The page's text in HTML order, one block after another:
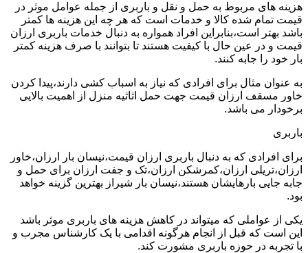
هزینه های مربوط به حمل و نقل و باربری از جمله عوامل موثر در
قیمت تمام شده کالا و خدمات است که هر چه این هزینه ها کمتر
باشد بهتر است،بنابراین افراد همواره به دنبال خدمات باربری ارزان
قیمت و در عین حال با کیفیت هستند تا بتوانند با صرف هزینه کمتر
بار خود را جابه کنند.
به عنوان مثال برای افرادی که نیاز به اسباب کشی دارند،پیدا کردن
خاور مسقف ارزان قیمت جهت حمل اثاثیه منزل از اهمیت بالایی
برخودار می باشد.
باربری
برای افرادی که به دنبال باربری ارزان قیمت،نیسان بار ارزان،خاور
ارزان،تریلی ارزان،کمرشکن ارزان،تک و جفت ارزان برای حمل و
جابه جایی بارهایشان هستند،نیسان بار شیراز بهترین گزینه خواهد
بود.
یکی از عواملی که میتواند در کاهش هزینه های باربری موثر باشد
این است که قبل از انجام هرگونه اقدامی با یک کارشناس مجرب و
با تجربه در حوزه باربری مشورت کند.